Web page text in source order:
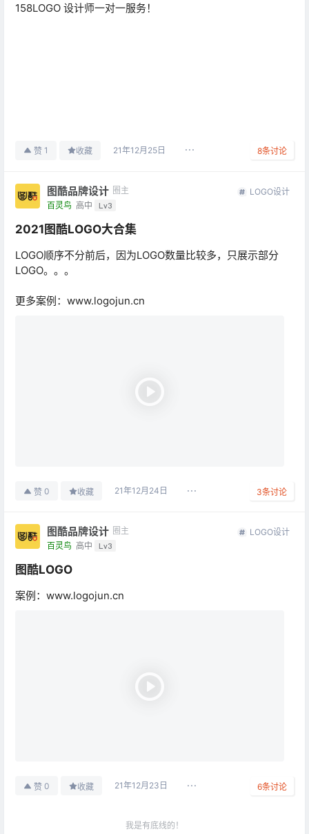
158LOGO 设计师一对一服务！
赞 1 收藏 21年12月25日 8条讨论
图酷品牌设计 圈主
百灵鸟 高中 Lv3
LOGO设计
2021图酷LOGO大合集
LOGO顺序不分前后，因为LOGO数量比较多，只展示部分
LOGO。。。
更多案例：www.logojun.cn
赞 0 收藏 21年12月24日 3条讨论
图酷品牌设计 圈主
百灵鸟 高中 Lv3
LOGO设计
图酷LOGO
案例：www.logojun.cn
赞 0 收藏 21年12月23日 6条讨论
我是有底线的！